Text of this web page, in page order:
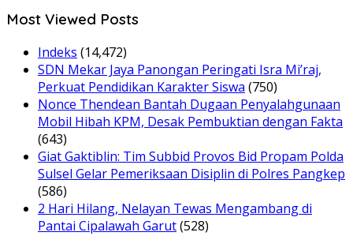
Most Viewed Posts
Indeks (14,472)
SDN Mekar Jaya Panongan Peringati Isra Mi’raj,
Perkuat Pendidikan Karakter Siswa (750)
Nonce Thendean Bantah Dugaan Penyalahgunaan
Mobil Hibah KPM, Desak Pembuktian dengan Fakta
(643)
Giat Gaktiblin: Tim Subbid Provos Bid Propam Polda
Sulsel Gelar Pemeriksaan Disiplin di Polres Pangkep
(586)
2 Hari Hilang, Nelayan Tewas Mengambang di
Pantai Cipalawah Garut(528)